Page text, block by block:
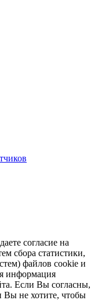
согласие на
сбора статистики,
файлов cookie и
информация
Если Вы согласны,
Вы не хотите, чтобы